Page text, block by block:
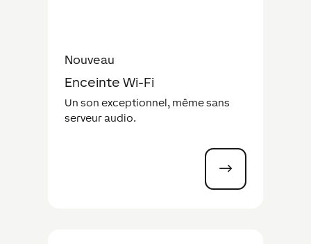
Nouveau
Enceinte Wi-Fi
Un son exceptionnel, même sans
serveur audio.
$